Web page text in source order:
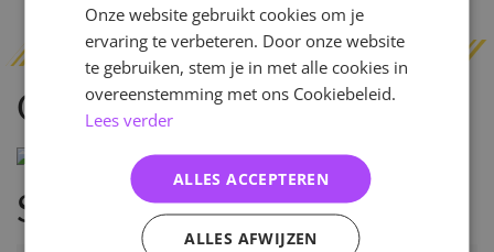
Omschrijving
Specificaties
Onze website gebruikt cookies om je
ervaring te verbeteren. Door onze website
te gebruiken, stem je in met alle cookies in
overeenstemming met ons Cookiebeleid.
Lees verder
ALLES ACCEPTEREN
ALLES AFWIJZEN